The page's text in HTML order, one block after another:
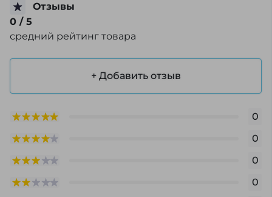
Отзывы
0 / 5
средний рейтинг товара
+ Добавить отзыв
0
0
0
0